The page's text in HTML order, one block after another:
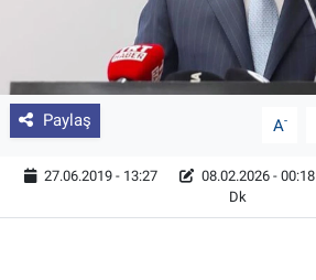
Paylaş A-
27.06.2019 - 13:27 08.02.2026 - 00:18
Dk
Üretici Birlikleri
Şeker ve Şekerli Mamüller
Tohum